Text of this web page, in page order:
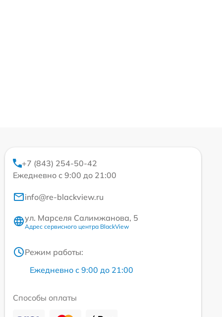
+7 (843) 254-50-42
Ежедневно с 9:00 до 21:00
info@re-blackview.ru
ул. Марселя Салимжанова, 5
Адрес сервисного центра BlackView
Режим работы:
Ежедневно с 9:00 до 21:00
Способы оплаты